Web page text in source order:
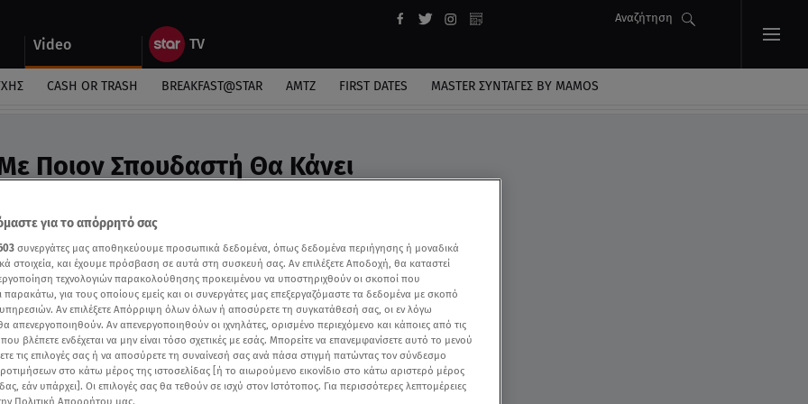
Video
Αναζήτηση
CASH OR TRASH BREAKFAST@STAR ΑΜΤΖ FIRST DATES MASTER ΣΥΝΤΑΓΈΣ BY MAMOS
Ποιον Σπουδαστή Θα Κάνει
- Video
μπήκε στη μουσική Ακαδημία
για το απόρρητό σας
συνεργάτες μας αποθηκεύουμε προσωπικά δεδομένα, όπως δεδομένα περιήγησης ή μοναδικά
στοιχεία, και έχουμε πρόσβαση σε αυτά στη συσκευή σας. Αν επιλέξετε Αποδοχή, θα καταστεί
τεχνολογιών παρακολούθησης προκειμένου να υποστηριχθούν οι σκοποί που
παρακάτω, για τους οποίους εμείς και οι συνεργάτες μας επεξεργαζόμαστε τα δεδομένα με σκοπό
Αν επιλέξετε Απόρριψη όλων όλων ή αποσύρετε τη συγκατάθεσή σας, οι εν λόγω
απενεργοποιηθούν. Αν απενεργοποιηθούν οι ιχνηλάτες, ορισμένο περιεχόμενο και κάποιες από τις
βλέπετε ενδέχεται να μην είναι τόσο σχετικές με εσάς. Μπορείτε να επανεμφανίσετε αυτό το μενού
τις επιλογές σας ή να αποσύρετε τη συναίνεσή σας ανά πάσα στιγμή πατώντας τον σύνδεσμο
στο κάτω μέρος της ιστοσελίδας [ή το αιωρούμενο εικονίδιο στο κάτω αριστερό μέρος
εάν υπάρχει]. Οι επιλογές σας θα τεθούν σε ισχύ στον Ιστότοπος. Για περισσότερες λεπτομέρειες
Πολιτική Απορρήτου μας.